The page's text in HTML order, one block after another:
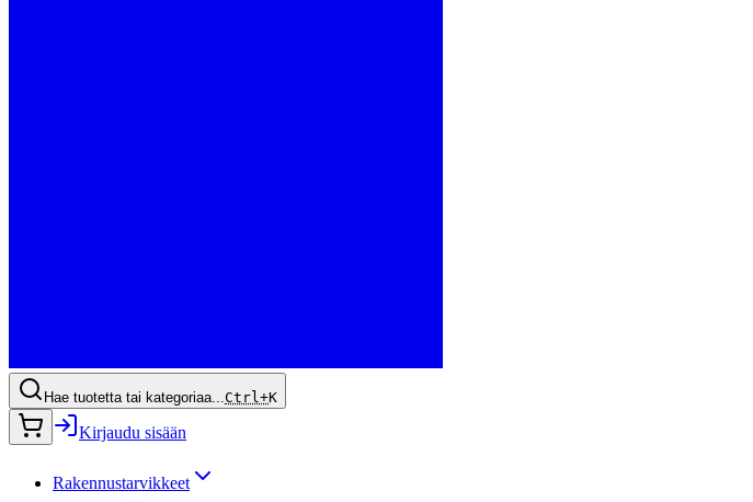
Hae tuotetta tai kategoriaa... Ctrl+K
Kirjaudu sisään
Rakennustarvikkeet